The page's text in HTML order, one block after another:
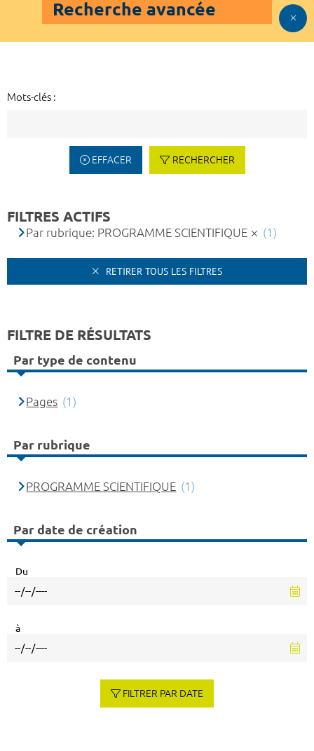
Recherche avancée
Mots-clés :
EFFACER RECHERCHER
FILTRES ACTIFS
Par rubrique: PROGRAMME SCIENTIFIQUE (1)
RETIRER TOUS LES FILTRES
FILTRE DE RÉSULTATS
Par type de contenu
Pages (1)
Par rubrique
PROGRAMME SCIENTIFIQUE (1)
Par date de création
Du
à
FILTRER PAR DATE